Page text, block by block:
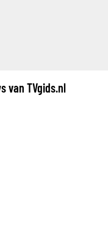
van TVgids.nl